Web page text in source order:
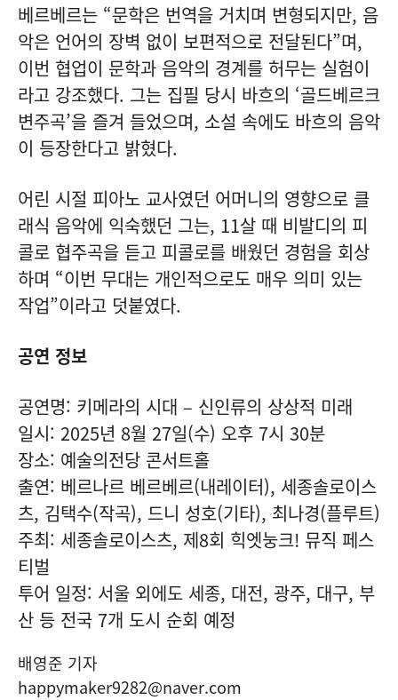
베르베르는 “문학은 번역을 거치며 변형되지만, 음
악은 언어의 장벽 없이 보편적으로 전달된다”며,
이번 협업이 문학과 음악의 경계를 허무는 실험이
라고 강조했다. 그는 집필 당시 바흐의 ‘골드베르크
변주곡’을 즐겨 들었으며, 소설 속에도 바흐의 음악
이 등장한다고 밝혔다.
어린 시절 피아노 교사였던 어머니의 영향으로 클
래식 음악에 익숙했던 그는, 11살 때 비발디의 피
콜로 협주곡을 듣고 피콜로를 배웠던 경험을 회상
하며 “이번 무대는 개인적으로도 매우 의미 있는
작업”이라고 덧붙였다.
공연 정보
공연명: 키메라의 시대 – 신인류의 상상적 미래
일시: 2025년 8월 27일(수) 오후 7시 30분
장소: 예술의전당 콘서트홀
출연: 베르나르 베르베르(내레이터), 세종솔로이스
츠, 김택수(작곡), 드니 성호(기타), 최나경(플루트)
주최: 세종솔로이스츠, 제8회 힉엣눙크! 뮤직 페스
티벌
투어 일정: 서울 외에도 세종, 대전, 광주, 대구, 부
산 등 전국 7개 도시 순회 예정
배영준 기자
happymaker9282@naver.com